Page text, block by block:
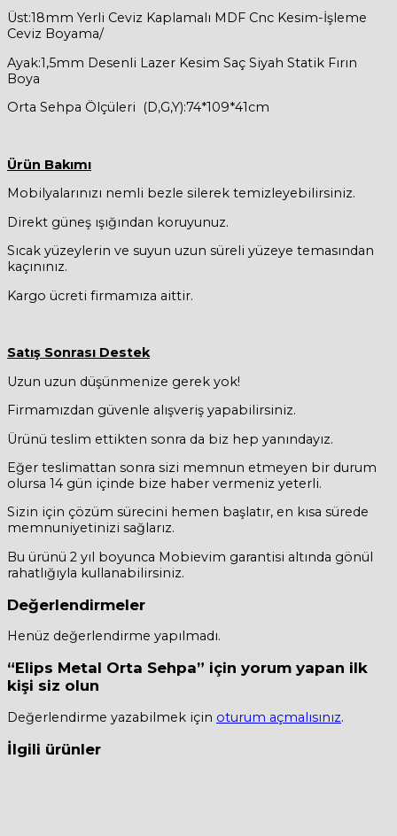
Üst:18mm Yerli Ceviz Kaplamalı MDF Cnc Kesim-İşleme
Ceviz Boyama/
Ayak:1,5mm Desenli Lazer Kesim Saç Siyah Statik Fırın
Boya
Orta Sehpa Ölçüleri (D,G,Y):74*109*41cm
Ürün Bakımı
Mobilyalarınızı nemli bezle silerek temizleyebilirsiniz.
Direkt güneş ışığından koruyunuz.
Sıcak yüzeylerin ve suyun uzun süreli yüzeye temasından
kaçınınız.
Kargo ücreti firmamıza aittir.
Satış Sonrası Destek
Uzun uzun düşünmenize gerek yok!
Firmamızdan güvenle alışveriş yapabilirsiniz.
Ürünü teslim ettikten sonra da biz hep yanındayız.
Eğer teslimattan sonra sizi memnun etmeyen bir durum
olursa 14 gün içinde bize haber vermeniz yeterli.
Sizin için çözüm sürecini hemen başlatır, en kısa sürede
memnuniyetinizi sağlarız.
Bu ürünü 2 yıl boyunca Mobievim garantisi altında gönül
rahatlığıyla kullanabilirsiniz.
Değerlendirmeler
Henüz değerlendirme yapılmadı.
“Elips Metal Orta Sehpa” için yorum yapan ilk
kişi siz olun
Değerlendirme yazabilmek için oturum açmalısınız.
İlgili ürünler